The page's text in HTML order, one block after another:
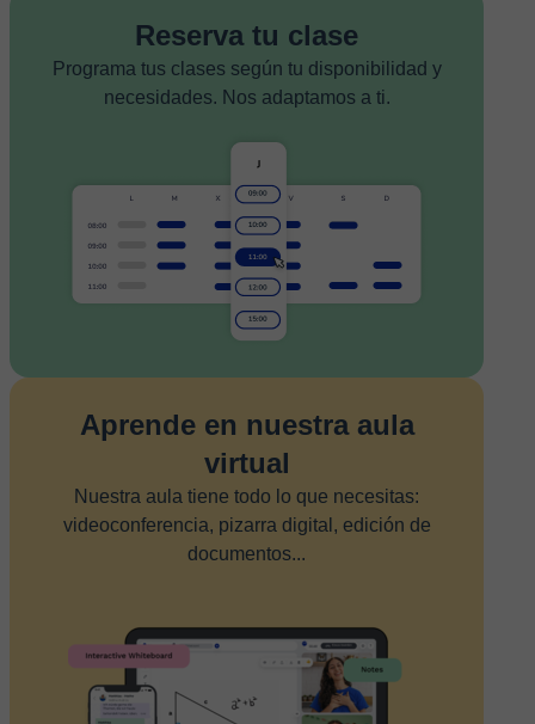
Reserva tu clase
Programa tus clases según tu disponibilidad y
necesidades. Nos adaptamos a ti.
Aprende en nuestra aula
virtual
Nuestra aula tiene todo lo que necesitas:
videoconferencia, pizarra digital, edición de
documentos...